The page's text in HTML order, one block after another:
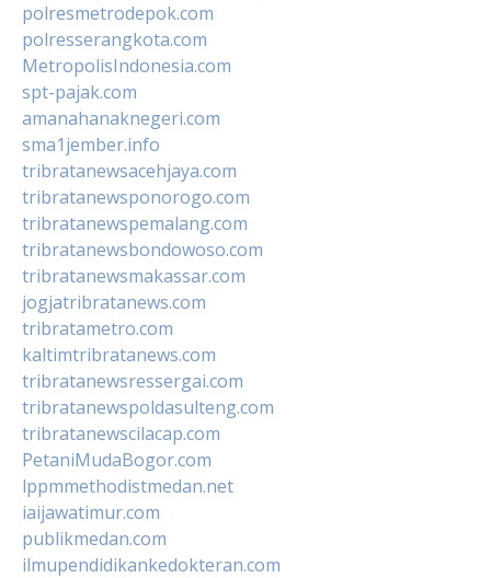
polresmetrodepok.com
polresserangkota.com
MetropolisIndonesia.com
spt-pajak.com
amanahanaknegeri.com
sma1jember.info
tribratanewsacehjaya.com
tribratanewsponorogo.com
tribratanewspemalang.com
tribratanewsbondowoso.com
tribratanewsmakassar.com
jogjatribratanews.com
tribratametro.com
kaltimtribratanews.com
tribratanewsressergai.com
tribratanewspoldasulteng.com
tribratanewscilacap.com
PetaniMudaBogor.com
lppmmethodistmedan.net
iaijawatimur.com
publikmedan.com
ilmupendidikankedokteran.com